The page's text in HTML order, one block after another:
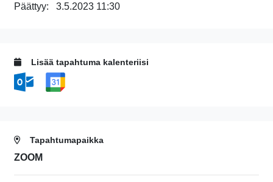
Päättyy: 3.5.2023 11:30
Lisää tapahtuma kalenteriisi
Tapahtumapaikka
ZOOM